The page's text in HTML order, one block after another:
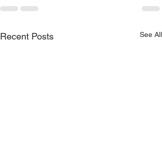
Recent Posts See All